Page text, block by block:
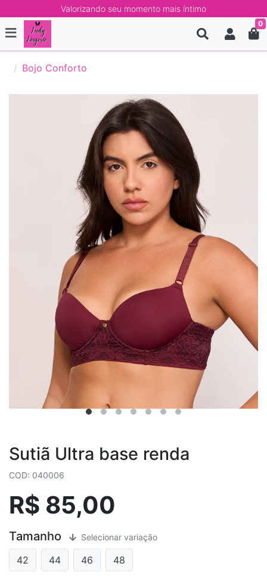
Valorizando seu momento mais íntimo
0
Bojo Conforto
Sutiã Ultra base renda
COD: 040006
R$ 85,00
Tamanho Selecionar variação
42 44 46 48